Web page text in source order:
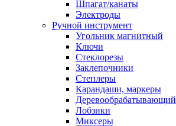
Шпагат/канаты
Электроды
Ручной инструмент
Угольник магнитный
Ключи
Стеклорезы
Заклепочники
Степлеры
Карандаши, маркеры
Деревообрабатывающий
Лобзики
Миксеры